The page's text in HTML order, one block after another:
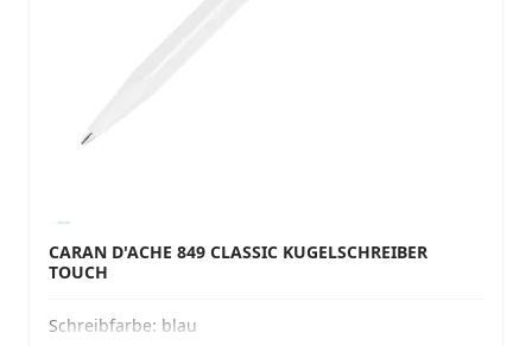
CARAN D'ACHE 849 CLASSIC KUGELSCHREIBER
TOUCH
Schreibfarbe: blau